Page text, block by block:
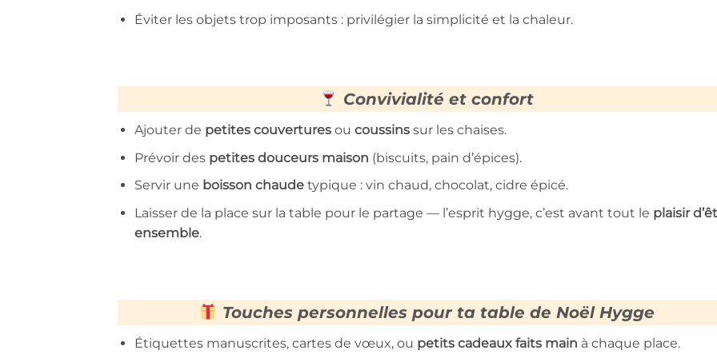
Éviter les objets trop imposants : privilégier la simplicité et la chaleur.
Convivialité et confort
Ajouter de petites couverturesou coussinssur les chaises.
Prévoir des petites douceurs maison (biscuits, pain d’épices).
Servir une boisson chaudetypique : vin chaud, chocolat, cidre épicé.
Laisser de la place sur la table pour le partage — l’esprit hygge, c’est avant tout le plaisir
ensemble.
Touches personnelles pour ta table de Noël Hygge
Étiquettes manuscrites, cartes de vœux, ou petits cadeaux faits main à chaque place.